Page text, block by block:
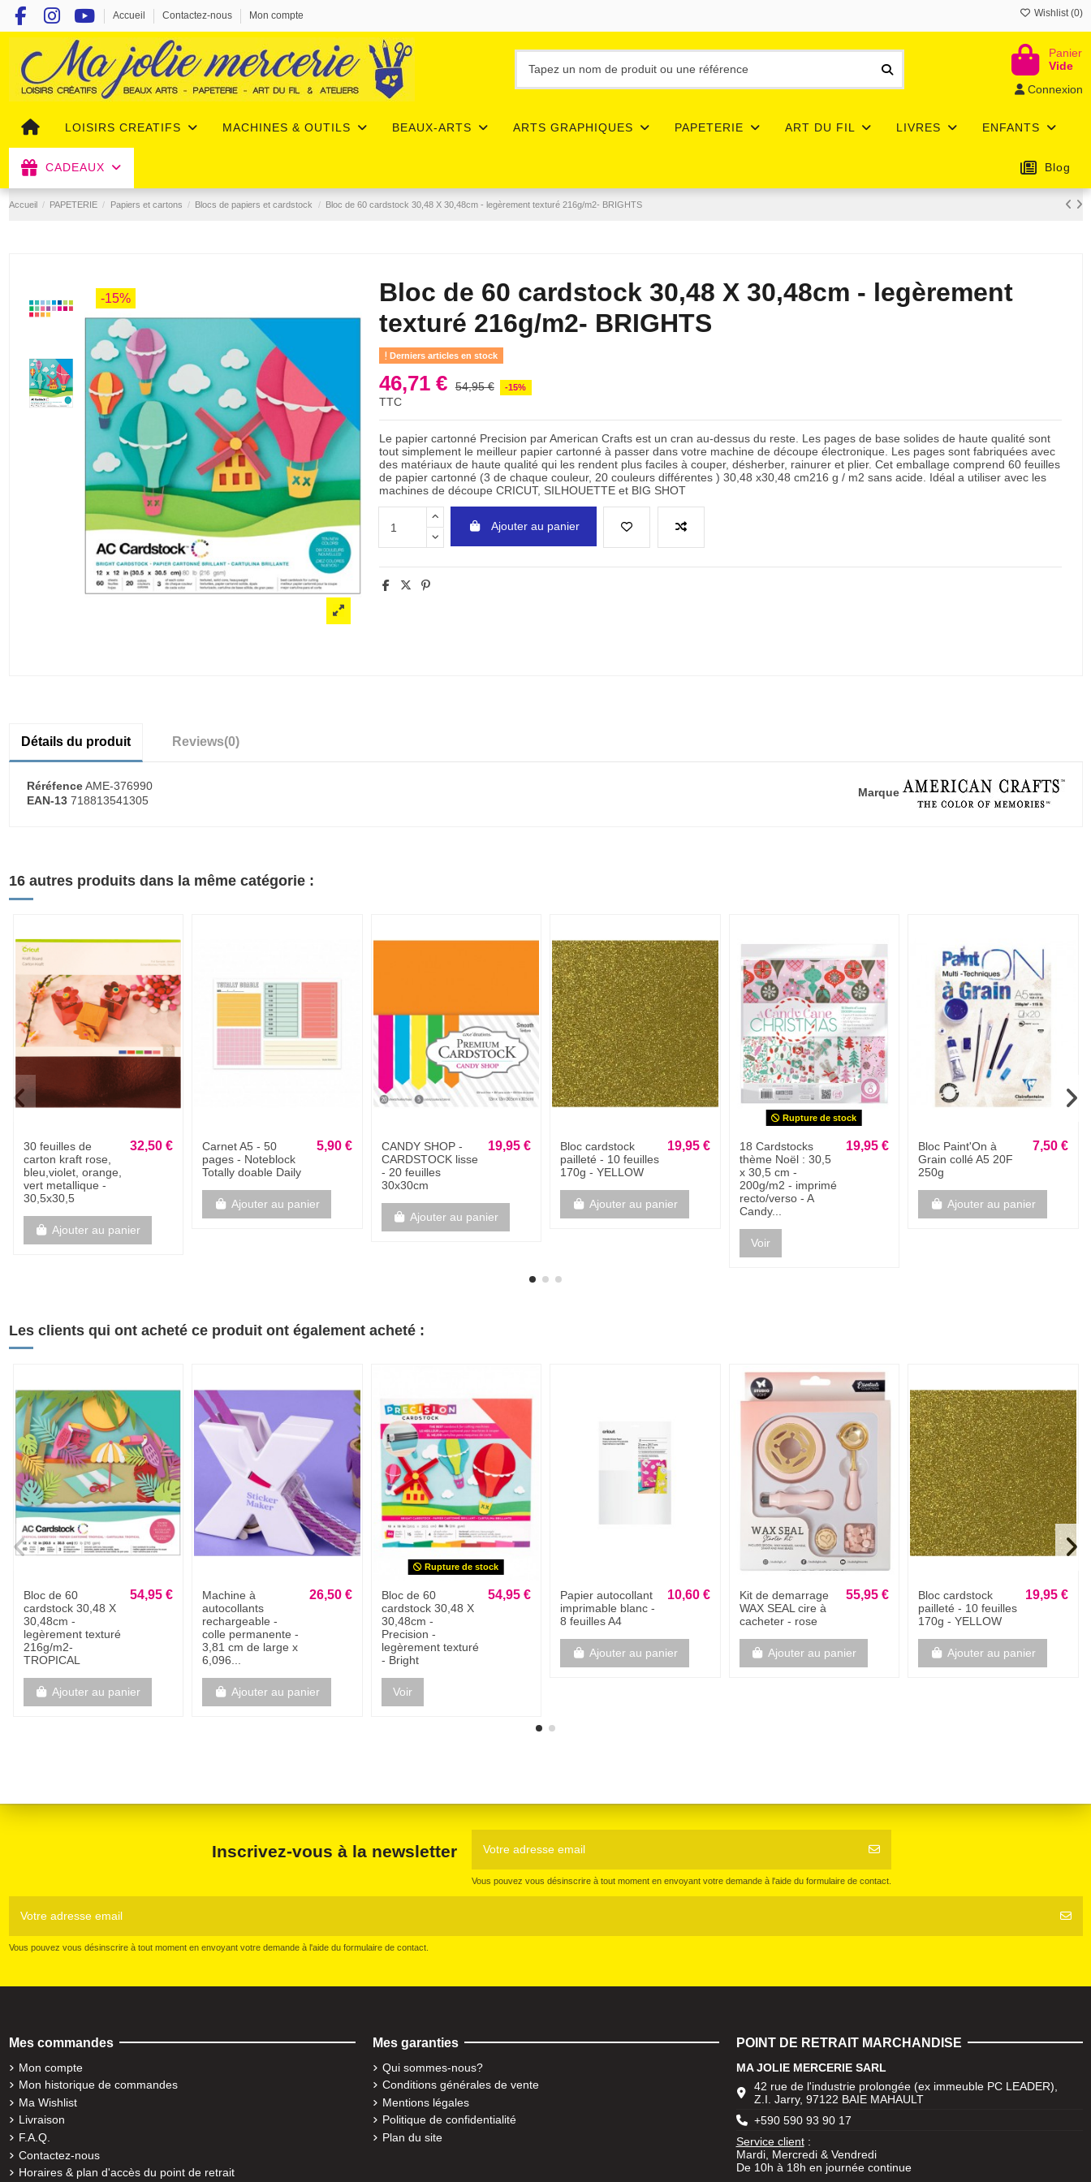
Accueil Contactez-nous Mon compte Wishlist (0)
Panier
Vide
Connexion
LOISIRS CREATIFS MACHINES & OUTILS BEAUX-ARTS ARTS GRAPHIQUES PAPETERIE ART DU FIL LIVRES ENFANTS
CADEAUX Blog
Accueil PAPETERIE Papiers et cartons Blocs de papiers et cardstock Bloc de 60 cardstock 30,48 X 30,48cm - legèrement texturé 216g/m2- BRIGHTS
-15%
Bloc de 60 cardstock 30,48 X 30,48cm - legèrement
texturé 216g/m2- BRIGHTS
Derniers articles en stock
46,71 € 54,95 € -15%
TTC
Le papier cartonné Precision par American Crafts est un cran au-dessus du reste. Les pages de base solides de haute qualité sont
tout simplement le meilleur papier cartonné à passer dans votre machine de découpe électronique. Les pages sont fabriquées avec
des matériaux de haute qualité qui les rendent plus faciles à couper, désherber, rainurer et plier. Cet emballage comprend 60 feuilles
de papier cartonné (3 de chaque couleur, 20 couleurs différentes ) 30,48 x30,48 cm216 g / m2 sans acide. Idéal a utiliser avec les
machines de découpe CRICUT, SILHOUETTE et BIG SHOT
Ajouter au panier
Détails du produit Reviews(0)
Marque
Réréfence AME-376990
EAN-13 718813541305
16 autres produits dans la même catégorie :
Bloc cardstock
pailleté - 10 feuilles
170g -
CHAMPAGNE
19,95 €
Ajouter au panier
Bloc cardstock
pailleté - 10 feuilles
170g - SILVER
19,95 €
Ajouter au panier
Bloc cardstock
pailleté - 10 feuilles
170g - PURPLE
19,95 €
Ajouter au panier
Bloc de 60
cardstock 30,48 X
30,48cm -
216g/m2-
TROPICAL
54,95 €
Bloc cardstock
pailleté - 10 feuilles
170g -
CINDERELLA
BLUE
19,95 €
Ajouter au panier
BLOC DE 12
CARDSTOCK
TEXTURÉS 30,5 x
- couleurs vives
22,10 €
Les clients qui ont acheté ce produit ont également acheté :
Kit de demarrage
WAX SEAL cire à
cacheter - rose
55,95 €
Ajouter au panier
Bloc cardstock
pailleté - 10 feuilles
170g - YELLOW
19,95 €
Ajouter au panier
Bloc de 60
cardstock 30,48 X
30,48cm -
legèrement texturé
216g/m2-
SUMMER
54,95 €
Ajouter au panier
Bloc de 36 feuilles
- cardstock
imprimé
doré 30,5 X30,5 -
Joyful...
39,95 €
KIT DE
TRANSFERT FOIL
55,95 €
Ajouter au panier
WR TOOL - The
work all in one -
massicot 12 en 1
126,90 €
Voir
Inscrivez-vous à la newsletter
Vous pouvez vous désinscrire à tout moment en envoyant votre demande à l'aide du formulaire de contact.
Vous pouvez vous désinscrire à tout moment en envoyant votre demande à l'aide du formulaire de contact.
Mes commandes
Mon compte
Mon historique de commandes
Ma Wishlist
Livraison
F.A.Q.
Contactez-nous
Horaires & plan d'accès du point de retrait
Mes garanties
Qui sommes-nous?
Conditions générales de vente
Mentions légales
Politique de confidentialité
Plan du site
POINT DE RETRAIT MARCHANDISE
MA JOLIE MERCERIE SARL
42 rue de l'industrie prolongée (ex immeuble PC LEADER),
Z.I. Jarry, 97122 BAIE MAHAULT
+590 590 93 90 17
Service client:
Mardi, Mercredi & Vendredi
De 10h à 18h en journée continue